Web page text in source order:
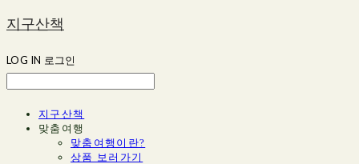
지구산책
LOG IN 로그인
지구산책
맞춤여행
맞춤여행이란?
상품 보러가기